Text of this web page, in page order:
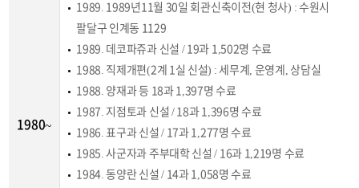
1980~
1989. 1989년11월 30일 회관신축이전(현 청사) : 수원시
팔달구 인계동 1129
1989. 데코파쥬과 신설 / 19과 1,502명 수료
1988. 직제개편(2계 1실 신설) : 세무계, 운영계, 상담실
1988. 양재과 등 18과 1,397명 수료
1987. 지점토과 신설 / 18과 1,396명 수료
1986. 표구과 신설 / 17과 1,277명 수료
1985. 사군자과 주부대학 신설 / 16과 1,219명 수료
1984. 동양란 신설 / 14과 1,058명 수료